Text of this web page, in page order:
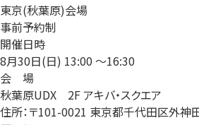
東京(秋葉原)会場
事前予約制
開催日時
8月30日(日) 13:00 〜16:30
会 場
秋葉原UDX 2F アキバ・スクエア
住所：〒101-0021 東京都千代田区外神